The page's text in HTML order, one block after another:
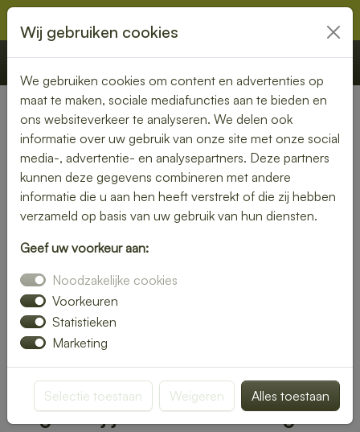
€ 0,00 Offerte Bestellen
Nederland» Ochten
Smaakvolle lunch bezorgen in
Ochten
lunch bezorgservice in Ochten en geniet van heerlijke
gerechten die met liefde zijn bereid. Van knapperige
broodjes tot voedzame salades – wij bezorgen het
rechtstreeks bij jou thuis of op kantoor.
Met een gevarieerd menu is er altijd een lunch die bij jouw
genieten van een onbezorgde middagpauze.
Mogen wij jouw lunch verzorgen?
Wij gebruiken cookies
We gebruiken cookies om content en advertenties op
maat te maken, sociale mediafuncties aan te bieden en
ons websiteverkeer te analyseren. We delen ook
informatie over uw gebruik van onze site met onze social
media-, advertentie- en analysepartners. Deze partners
kunnen deze gegevens combineren met andere
informatie die u aan hen heeft verstrekt of die zij hebben
verzameld op basis van uw gebruik van hun diensten.
Geef uw voorkeur aan:
Noodzakelijke cookies
Voorkeuren
Statistieken
Marketing
Selectie toestaan Weigeren Alles toestaan